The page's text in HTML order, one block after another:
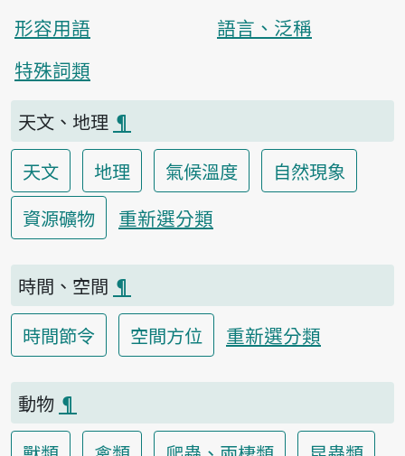
形容用語
語言、泛稱
特殊詞類
天文、地理 ¶
天文
地理 氣候溫度
自然現象
資源礦物
重新選分類
時間、空間 ¶
時間節令
空間方位 重新選分類
動物 ¶